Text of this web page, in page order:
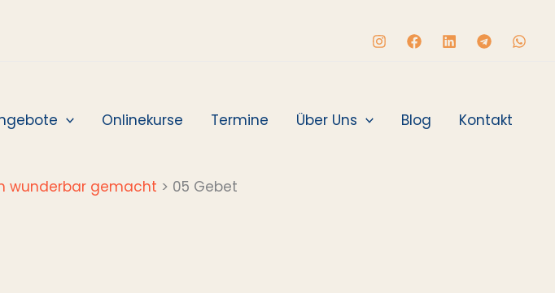
Onlinekurse Termine Über Uns Blog Kontakt
wunderbar gemacht 05 Gebet